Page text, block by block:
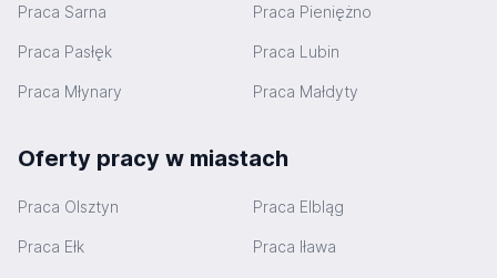
Praca Sarna Praca Pieniężno
Praca Pasłęk Praca Lubin
Praca Młynary Praca Małdyty
Oferty pracy w miastach
Praca Olsztyn Praca Elbląg
Praca Ełk Praca Iława